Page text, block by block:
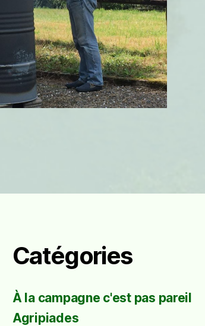
Catégories
À la campagne c'est pas pareil
Agripiades